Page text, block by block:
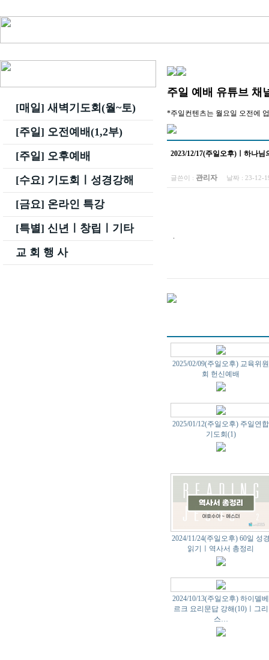
[매일] 새벽기도회(월~토)
[주일] 오전예배(1,2부)
[주일] 오후예배
[수요] 기도회ㅣ성경강해
[금요] 온라인 특강
[특별] 신년ㅣ창립ㅣ기타
교 회 행 사
주일 예배 유튜브 채
*주일컨텐츠는 월요일 오전에
2023/12/17(주일오후)ㅣ하나
글쓴이 : 관리자 날짜 : 23-12-
.
2025/02/09(주일오후) 교육위원
회 헌신예배
2025/01/12(주일오후) 주일연합
기도회(1)
2024/11/24(주일오후) 60일 성
읽기ㅣ역사서 총정리
2024/10/13(주일오후) 하이델베
르크 요리문답 강해(10)ㅣ그리
스…